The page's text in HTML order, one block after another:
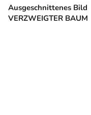
Ausgeschnittenes Bild
VERZWEIGTER BAUM